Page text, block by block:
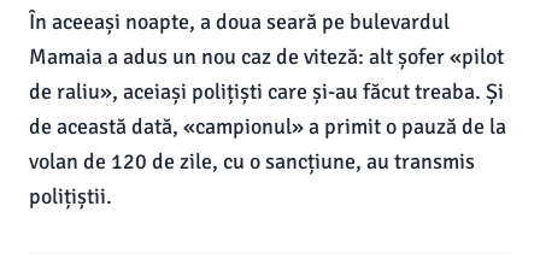
În aceeași noapte, a doua seară pe bulevardul
Mamaia a adus un nou caz de viteză: alt șofer «pilot
de raliu», aceiași polițiști care și-au făcut treaba. Și
de această dată, «campionul» a primit o pauză de la
volan de 120 de zile, cu o sancțiune, au transmis
polițiștii.